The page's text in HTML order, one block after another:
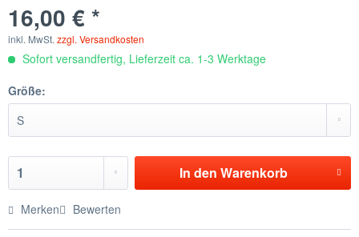
16,00 € *
inkl. MwSt. zzgl. Versandkosten
Sofort versandfertig, Lieferzeit ca. 1-3 Werktage
Größe:
In den Warenkorb
Merken Bewerten